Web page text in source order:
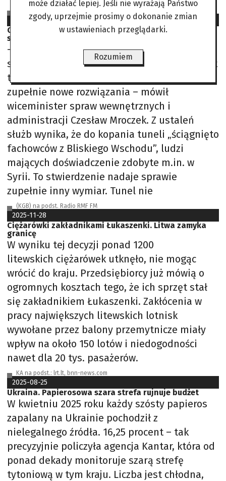
Opr. AJS na podst. Fox News, PAP
2025-12-24
Gdy mury nie wystarczą. Rosja i Białoruś ma inne
sposoby na atakowanie
– Kopanie tych tuneli oznacza, że nasza
skuteczność w powstrzymywaniu migracji jest
tak duża, że zdecydowano się na
zupełnie nowe rozwiązania – mówił
wiceminister spraw wewnętrznych i
administracji Czesław Mroczek. Z ustaleń
służb wynika, że do kopania tuneli „ściągnięto
fachowców z Bliskiego Wschodu”, ludzi
mających doświadczenie zdobyte m.in. w
Syrii. To stwierdzenie nadaje sprawie
zupełnie inny wymiar. Tunel nie
(KGB) na podst. Radio RMF FM
2025-11-28
Ciężarówki zakładnikami Łukaszenki. Litwa zamyka
granicę
W wyniku tej decyzji ponad 1200
litewskich ciężarówek utknęło, nie mogąc
wrócić do kraju. Przedsiębiorcy już mówią o
ogromnych kosztach tego, że ich sprzęt stał
się zakładnikiem Łukaszenki. Zakłócenia w
pracy największych litewskich lotnisk
wywołane przez balony przemytnicze miały
wpływ na około 150 lotów i niedogodności
nawet dla 20 tys. pasażerów.
KA na podst.: lrt.lt, bnn-news.com
2025-08-25
Ukraina. Papierosowa szara strefa rujnuje budżet
W kwietniu 2025 roku każdy szósty papieros
zapalany na Ukrainie pochodził z
nielegalnego źródła. 16,25 procent – tak
precyzyjnie policzyła agencja Kantar, która od
ponad dekady monitoruje szarą strefę
tytoniową w tym kraju. Liczba jest chłodna,
może działać lepiej. Jeśli nie wyrażają Państwo
zgody, uprzejmie prosimy o dokonanie zmian
w ustawieniach przeglądarki.
Rozumiem